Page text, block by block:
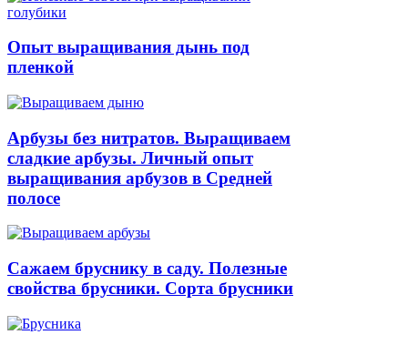
Опыт выращивания дынь под
пленкой
Арбузы без нитратов. Выращиваем
сладкие арбузы. Личный опыт
выращивания арбузов в Средней
полосе
Сажаем бруснику в саду. Полезные
свойства брусники. Сорта брусники